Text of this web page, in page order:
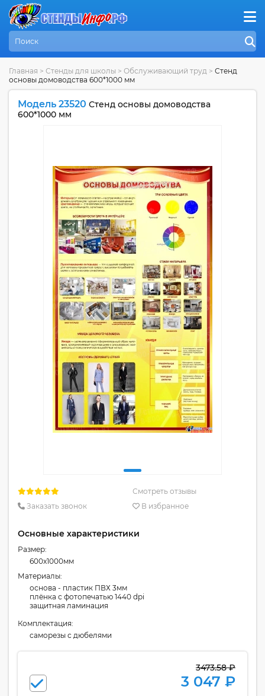
Главная > Стенды для школы > Обслуживающий труд > Стенд
основы домоводства 600*1000 мм
Модель 23520 Стенд основы домоводства
600*1000 мм
Смотреть отзывы
Заказать звонок
В избранное
Основные характеристики
Размер:
600x1000мм
Материалы:
основа - пластик ПВХ 3мм
плёнка с фотопечатью 1440 dpi
защитная ламинация
Комплектация:
cаморезы с дюбелями
3473.58 ₽
3 047 ₽